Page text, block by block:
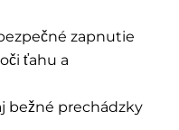
zapnutie
ťahu a
bežné prechádzky